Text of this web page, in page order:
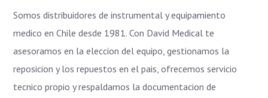
Somos distribuidores de instrumental y equipamiento
medico en Chile desde 1981. Con David Medical te
asesoramos en la eleccion del equipo, gestionamos la
reposicion y los repuestos en el pais, ofrecemos servicio
tecnico propio y respaldamos la documentacion de